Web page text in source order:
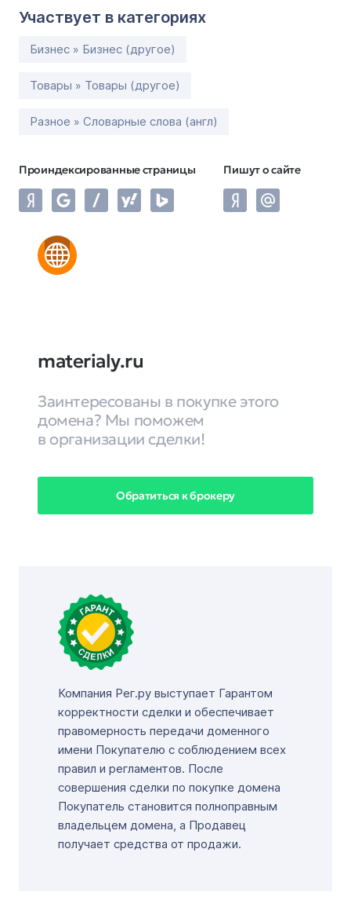
Участвует в категориях
Бизнес » Бизнес (другое)
Товары » Товары (другое)
Разное » Словарные слова (англ)
Проиндексированные страницы Пишут о сайте
materialy.ru
Заинтересованы в покупке этого
домена? Мы поможем
в организации сделки!
Обратиться к брокеру
Компания Рег.ру выступает Гарантом
корректности сделки и обеспечивает
правомерность передачи доменного
имени Покупателю с соблюдением всех
правил и регламентов. После
совершения сделки по покупке домена
Покупатель становится полноправным
владельцем домена, а Продавец
получает средства от продажи.